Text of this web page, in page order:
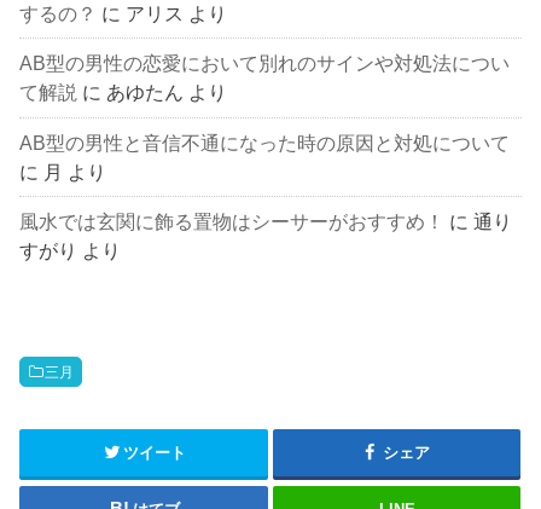
するの？ に アリス より
AB型の男性の恋愛において別れのサインや対処法につい
て解説 に あゆたん より
AB型の男性と音信不通になった時の原因と対処について
に 月 より
風水では玄関に飾る置物はシーサーがおすすめ！ に通り
すがり より
三月
ツイート シェア